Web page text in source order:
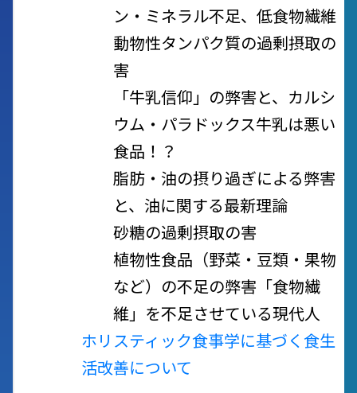
ン・ミネラル不足、低食物繊維
動物性タンパク質の過剰摂取の
害
「牛乳信仰」の弊害と、カルシ
ウム・パラドックス牛乳は悪い
食品！？
脂肪・油の摂り過ぎによる弊害
と、油に関する最新理論
砂糖の過剰摂取の害
植物性食品（野菜・豆類・果物
など）の不足の弊害 「食物繊
維」を不足させている現代人
ホリスティック食事学に基づく食生
活改善について